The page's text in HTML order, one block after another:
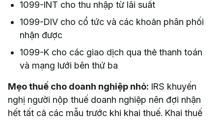
1099-INT cho thu nhập từ lãi suất
1099-DIV cho cổ tức và các khoản phân phối
nhận được
1099-K cho các giao dịch qua thẻ thanh toán
và mạng lưới bên thứ ba
Mẹo thuế cho doanh nghiệp nhỏ: IRS khuyến
nghị người nộp thuế doanh nghiệp nên đợi nhận
hết tất cả các mẫu trước khi khai thuế. Khai thuế